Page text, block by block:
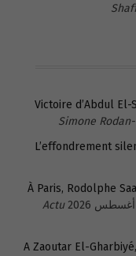
Victoire d’Abdul
Simone
L’effondrement
À Paris, Rodolphe
Actu
A Zaoutar El-